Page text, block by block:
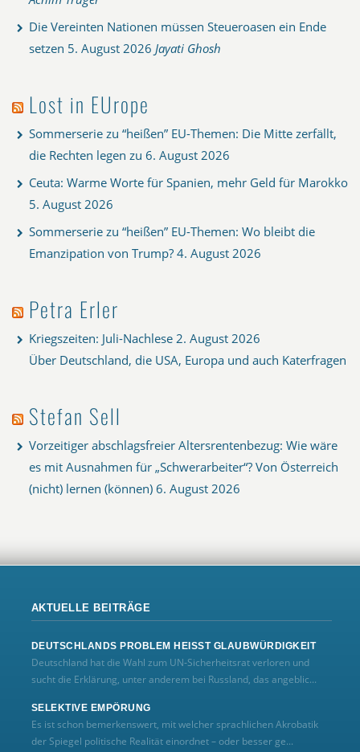
Die Vereinten Nationen müssen Steueroasen ein Ende
setzen 5. August 2026 Jayati Ghosh
Lost in EUrope
Sommerserie zu “heißen” EU-Themen: Die Mitte zerfällt,
die Rechten legen zu 6. August 2026
Ceuta: Warme Worte für Spanien, mehr Geld für Marokko
5. August 2026
Sommerserie zu “heißen” EU-Themen: Wo bleibt die
Emanzipation von Trump? 4. August 2026
Petra Erler
Kriegszeiten: Juli-Nachlese 2. August 2026
Über Deutschland, die USA, Europa und auch Katerfragen
Stefan Sell
Vorzeitiger abschlagsfreier Altersrentenbezug: Wie wäre
es mit Ausnahmen für „Schwerarbeiter“? Von Österreich
(nicht) lernen (können) 6. August 2026
AKTUELLE BEITRÄGE
DEUTSCHLANDS PROBLEM HEISST GLAUBWÜRDIGKEIT
Deutschland hat die Wahl zum UN‑Sicherheitsrat verloren und
sucht die Erklärung, unter anderem bei Russland, das angeblic...
SELEKTIVE EMPÖRUNG
Es ist schon bemerkenswert, mit welcher sprachlichen Akrobatik
der Spiegel politische Realität einordnet – oder besser ge...